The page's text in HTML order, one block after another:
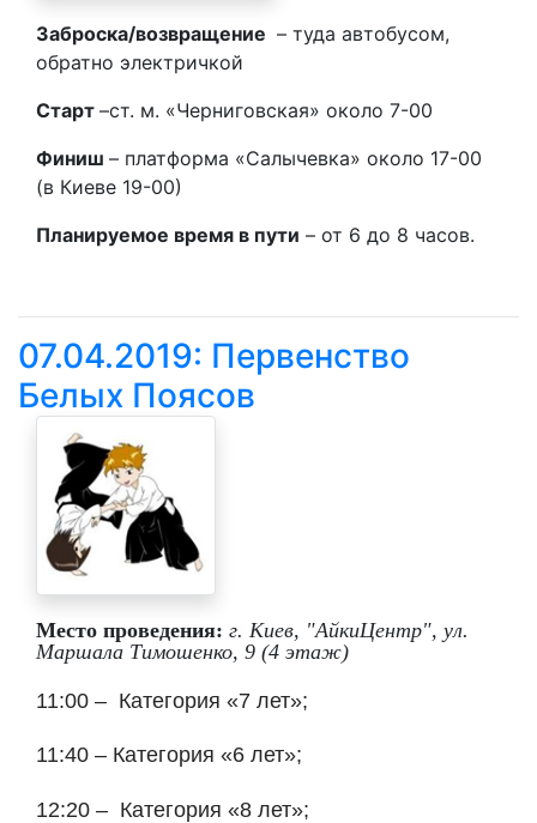
Заброска/возвращение – туда автобусом,
обратно электричкой
Старт –ст. м. «Черниговская» около 7-00
Финиш – платформа «Салычевка» около 17-00
(в Киеве 19-00)
Планируемое время в пути – от 6 до 8 часов.
07.04.2019: Первенство
Белых Поясов
Место проведения: г. Киев, "АйкиЦентр", ул.
Маршала Тимошенко, 9 (4 этаж)
11:00 – Категория «7 лет»;
11:40 – Категория «6 лет»;
12:20 – Категория «8 лет»;